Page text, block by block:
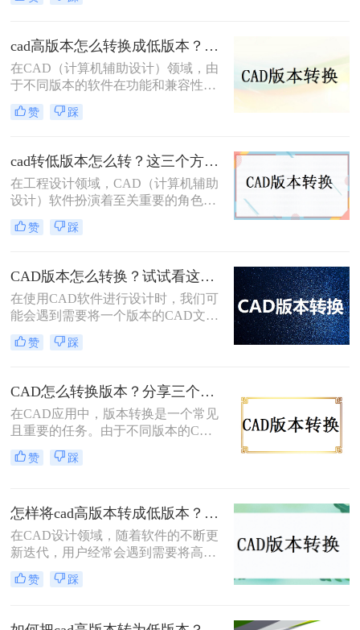
作中断、进度延误。特别强调：2007
必要场景使用。那么CAD2025转2007
版本怎么操作呢？本文聚焦CAD
2025转2007核心解决方案，严格区分
安全使用场景，助您安全高效完成转
换！
cad高版本怎么转换成低版本？为你带来3个好用的方法！
在CAD（计算机辅助设计）领域，由
于不同版本的软件在功能和兼容性上
存在差异，有时我们需要将高版本的
CAD文件转换为低版本，以便在旧版
cad高版本怎么转换成低版本呢？以下
是一些常用的方法来实现CAD高版本
到低版本的转换。
赞 踩
cad转低版本怎么转？这三个方法都可以转换版本！
在工程设计领域，CAD（计算机辅助
设计）软件扮演着至关重要的角色。
然而，由于不同版本的CAD软件之间
存在兼容性问题，有时我们需要将高
在旧版本的软件中打开和编辑。那么
CAD转低版本怎么转呢？本文将为您
介绍几种将CAD文件转换为低版本的
方法，帮助您解决兼容性问题。
赞 踩
CAD版本怎么转换？试试看这三个方法！
​在使用CAD软件进行设计时，我们可
能会遇到需要将一个版本的CAD文件
转换为另一个版本的情况。这可能是
因为不同的软件版本具有不同的功能
件与使用不同版本CAD软件的用户共
享。下面，我将介绍几种常见的CAD
版本怎么转换方法。
赞 踩
CAD怎么转换版本？分享三个简单转换方法！
在CAD应用中，版本转换是一个常见
且重要的任务。由于不同版本的CAD
软件可能具有不同的文件格式和功
能，因此需要将文件从一个版本转换
绍三种实用的cad版本转换方法，帮助
您轻松完成转换工作。
赞 踩
怎样将cad高版本转成低版本？分享3种实用的方法~！
在CAD设计领域，随着软件的不断更
新迭代，用户经常会遇到需要将高版
本的CAD文件转换为低版本以便在不
同版本的CAD软件中打开或共享的情
呢？本文将详细介绍几种将CAD高版
赞 踩